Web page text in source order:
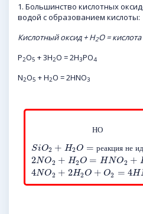
1. Большинство кислотных
водой с образованием кислоты:
Кислотный оксид + H2O = кислота
P2O5 + 3H2O = 2H3PO4
N2O5 + H2O = 2HNO3
НО
SiO2 + H2O = реакция не и
2NO2 + H2O = HNO2 +
4NO2 + 2H2O + O2 = 4H